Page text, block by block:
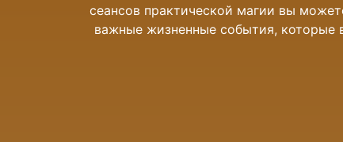
сеансов практической магии вы
важные жизненные события, которые